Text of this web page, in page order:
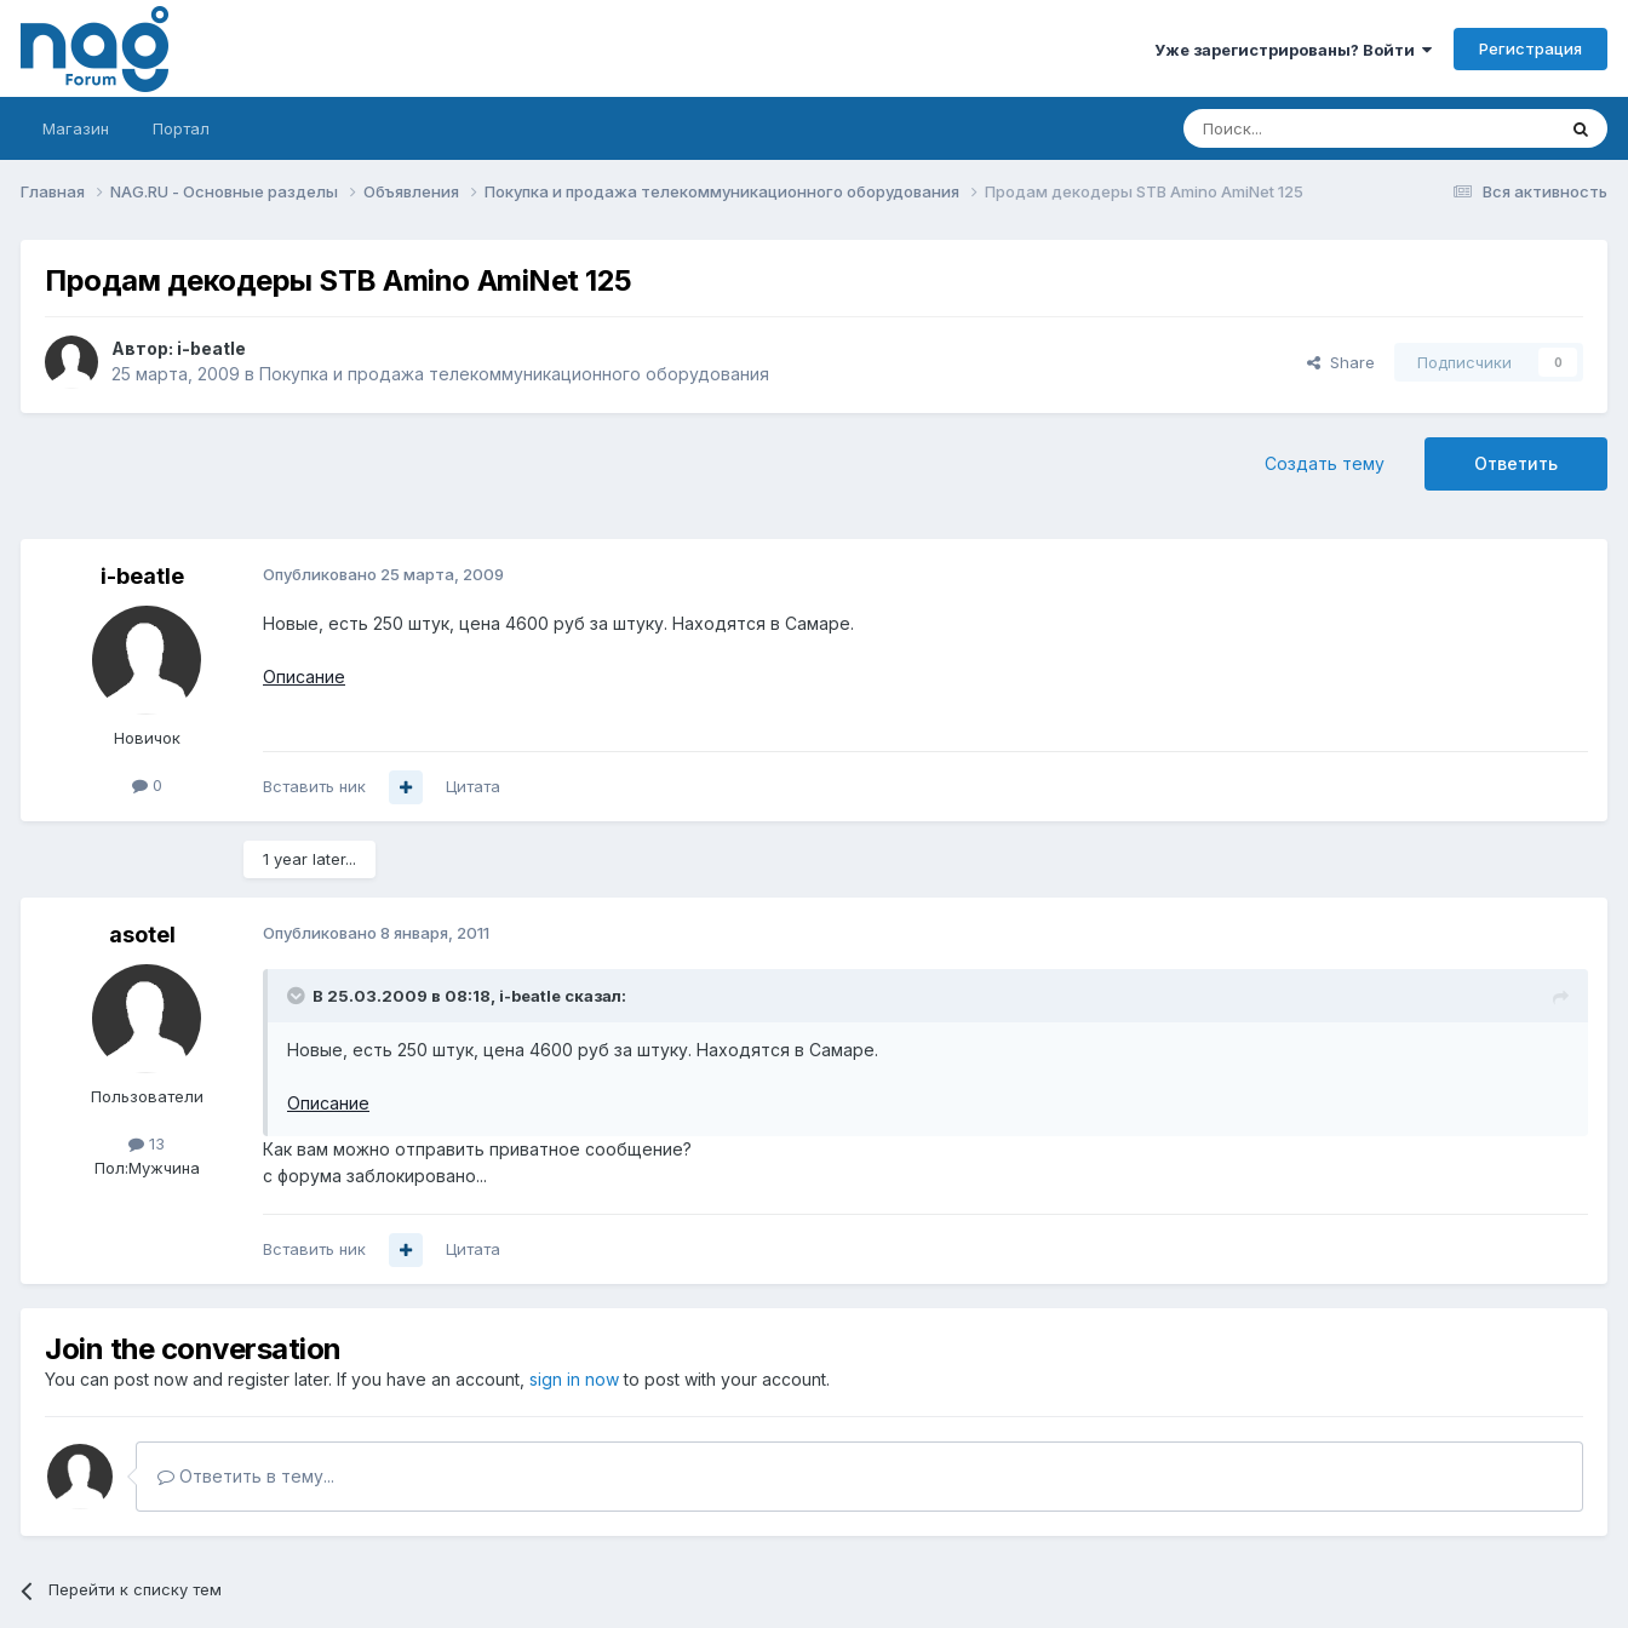
Уже зарегистрированы? Войти Регистрация
Магазин Портал
Вся активность
Главная NAG.RU - Основные разделы Объявления Покупка и продажа телекоммуникационного оборудования Продам декодеры STB Amino AmiNet 125
Продам декодеры STB Amino AmiNet 125
Автор: i-beatle
25 марта, 2009 в Покупка и продажа телекоммуникационного оборудования
Share Подписчики 0
Ответить
Создать тему
i-beatle
Новичок
0
Опубликовано 25 марта, 2009
Новые, есть 250 штук, цена 4600 руб за штуку. Находятся в Самаре.
Описание
Вставить ник Цитата
1 year later...
asotel
Пользователи
13
Пол:Мужчина
Опубликовано 8 января, 2011
В 25.03.2009 в 08:18, i-beatle сказал:
Новые, есть 250 штук, цена 4600 руб за штуку. Находятся в Самаре.
Описание
Как вам можно отправить приватное сообщение?
с форума заблокировано...
Вставить ник Цитата
Join the conversation
You can post now and register later. If you have an account, sign in nowto post with your account.
Ответить в тему...
Перейти к списку тем